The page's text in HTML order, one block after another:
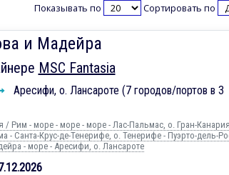
Показывать по Сортировать по
и Мадейра
MSC Fantasia
Аресифи, о. Лансароте (7 городов/портов в 3
/ Рим - море - море - море - Лас-Пальмас, о. Гран-
- Санта-Крус-де-Тенерифе, о. Тенерифе - Пуэрто-дель-
- море - Аресифи, о. Лансароте